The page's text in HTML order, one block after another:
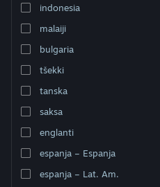
indonesia
malaiji
bulgaria
tšekki
tanska
saksa
englanti
espanja – Espanja
espanja – Lat. Am.